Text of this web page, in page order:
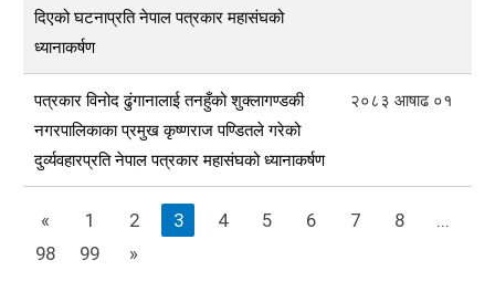
दिएको घटनाप्रति नेपाल पत्रकार महासंघको
ध्यानाकर्षण
पत्रकार विनोद ढुंगानालाई तनहुँको शुक्लागण्डकी
नगरपालिकाका प्रमुख कृष्णराज पण्डितले गरेको
दुर्व्यवहारप्रति नेपाल पत्रकार महासंघको ध्यानाकर्षण
२०८३ आषाढ ०१
« 1 2 3 4 5 6 7 8
...
98
99 »